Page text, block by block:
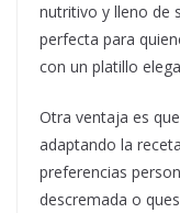
nutritivo y lleno de
perfecta para
con un platillo
Otra ventaja es
adaptando la
preferencias
descremada o